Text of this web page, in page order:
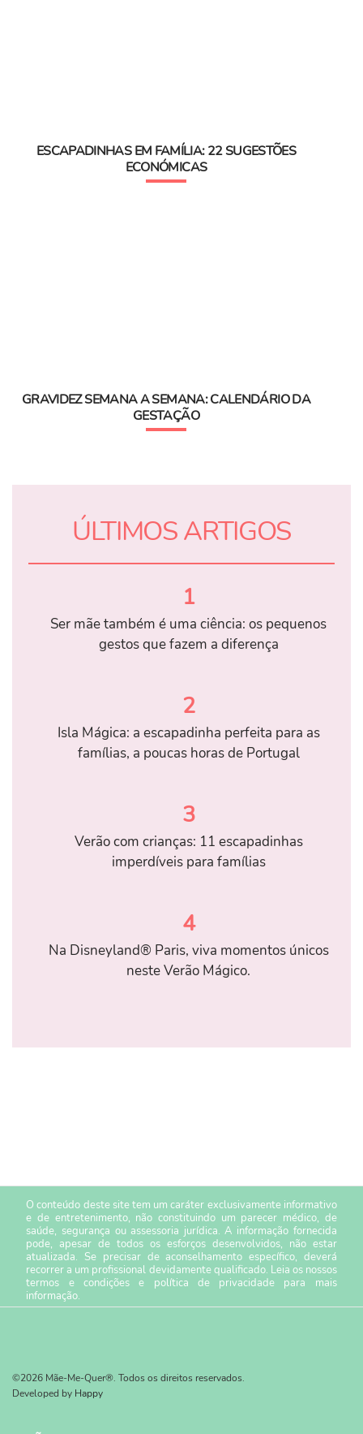
ESCAPADINHAS EM FAMÍLIA: 22 SUGESTÕES
ECONÓMICAS
GRAVIDEZ SEMANA A SEMANA: CALENDÁRIO DA
GESTAÇÃO
ÚLTIMOS ARTIGOS
1
Ser mãe também é uma ciência: os pequenos
gestos que fazem a diferença
2
Isla Mágica: a escapadinha perfeita para as
famílias, a poucas horas de Portugal
3
Verão com crianças: 11 escapadinhas
imperdíveis para famílias
4
Na Disneyland® Paris, viva momentos únicos
neste Verão Mágico.
O conteúdo deste site tem um caráter exclusivamente informativo
e de entretenimento, não constituindo um parecer médico, de
saúde, segurança ou assessoria jurídica. A informação fornecida
pode, apesar de todos os esforços desenvolvidos, não estar
atualizada. Se precisar de aconselhamento específico, deverá
recorrer a um profissional devidamente qualificado. Leia os nossos
termos e condiçõese política de privacidade para mais
informação.
©2026 Mãe-Me-Quer®. Todos os direitos reservados.
Developed by Happy